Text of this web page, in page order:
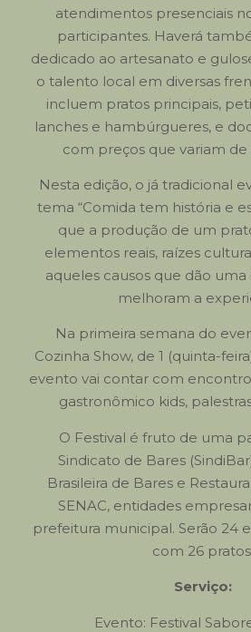
atendimentos presenciais
participantes. Haverá
dedicado ao artesanato e
o talento local em diversas
incluem pratos principais,
lanches e hambúrgueres, e
com preços que variam de
Nesta edição, o já tradicional
tema “Comida tem história e
que a produção de um
elementos reais, raízes
aqueles causos que dão
melhoram a
Na primeira semana do
Cozinha Show, de 1 (quinta-
evento vai contar com
gastronômico kids,
O Festival é fruto de uma
Sindicato de Bares
Brasileira de Bares e
SENAC, entidades
prefeitura municipal. Serão 24
com 26
Serviço:
Evento: Festival